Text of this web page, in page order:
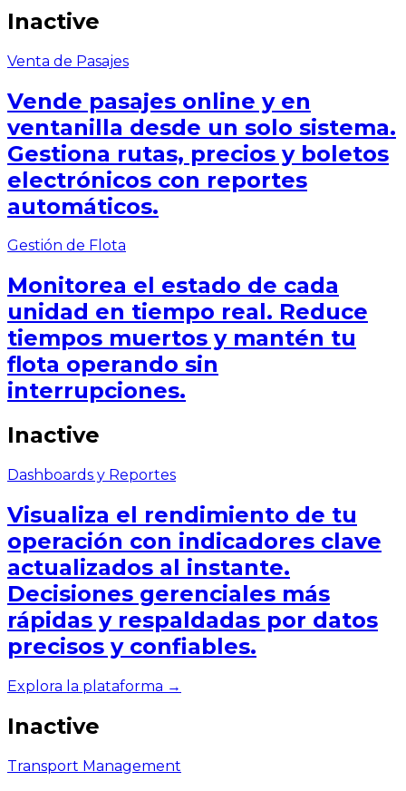
Inactive
Venta de Pasajes
Vende pasajes online y en
ventanilla desde un solo sistema.
Gestiona rutas, precios y boletos
electrónicos con reportes
automáticos.
Gestión de Flota
Monitorea el estado de cada
unidad en tiempo real. Reduce
tiempos muertos y mantén tu
flota operando sin
interrupciones.
Inactive
Dashboards y Reportes
Visualiza el rendimiento de tu
operación con indicadores clave
actualizados al instante.
Decisiones gerenciales más
rápidas y respaldadas por datos
precisos y confiables.
Explora la plataforma →
Inactive
Transport Management